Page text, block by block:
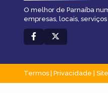
O melhor de Parnaíba
empresas, locais,
Termos Privacidade